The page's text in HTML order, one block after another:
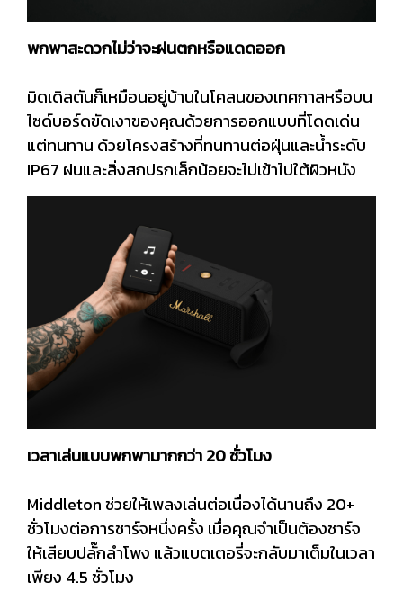
พกพาสะดวกไม่ว่าจะฝนตกหรือแดดออก
มิดเดิลตันก็เหมือนอยู่บ้านในโคลนของเทศกาลหรือบน
ไซด์บอร์ดขัดเงาของคุณด้วยการออกแบบที่โดดเด่น
แต่ทนทาน ด้วยโครงสร้างที่ทนทานต่อฝุ่นและน้ำระดับ
IP67 ฝนและสิ่งสกปรกเล็กน้อยจะไม่เข้าไปใต้ผิวหนัง
เวลาเล่นแบบพกพามากกว่า 20 ชั่วโมง
Middleton ช่วยให้เพลงเล่นต่อเนื่องได้นานถึง 20+
ชั่วโมงต่อการชาร์จหนึ่งครั้ง เมื่อคุณจำเป็นต้องชาร์จ
ให้เสียบปลั๊กลำโพง แล้วแบตเตอรี่จะกลับมาเต็มในเวลา
เพียง 4.5 ชั่วโมง